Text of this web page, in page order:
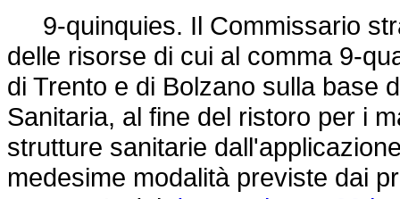
9-quinquies. Il Commissario
delle risorse di cui al comma 9-
di Trento e di Bolzano sulla base
Sanitaria, al fine del ristoro per i
strutture sanitarie
medesime modalità previste dai